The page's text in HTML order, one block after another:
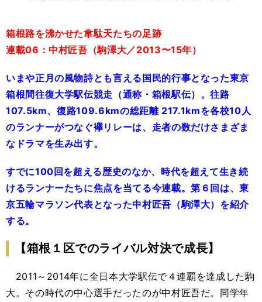
箱根路を沸かせた韋駄天たちの足跡
連載06：中村匠吾（駒澤大／2013〜15年）
いまや正月の風物詩とも言える国民的行事となった東京
箱根間往復大学駅伝競走（通称・箱根駅伝）。往路
107.5km、復路109.6kmの総距離 217.1kmを各校10人
のランナーがつなぐ襷リレーは、走者の数だけさまざま
なドラマを生み出す。
すでに100回を超える歴史のなか、時代を超えて生き続
けるランナーたちに焦点を当てる今連載。第６回は、東
京五輪マラソン代表となった中村匠吾（駒澤大）を紹介
する。
【箱根１区でのライバル対決で成長】
2011～2014年に全日本大学駅伝で４連覇を達成した駒
大。その時代の中心選手だったのが中村匠吾だ。同学年